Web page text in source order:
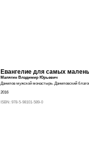
Евангелие для самых
Малягин Владимир Юрьевич
Данилов мужской монастырь. Даниловский
2016
ISBN: 978-5-98101-589-0